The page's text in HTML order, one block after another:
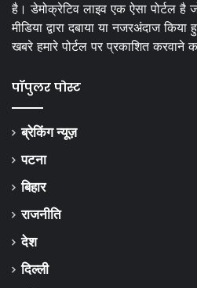
है। डेमोक्रेटिव लाइव एक ऐसा पोर्टल
मीडिया द्वारा दबाया या नजरअंदाज
खबरे हमारे पोर्टल पर प्रकाशित
पॉपुलर पोस्ट
ब्रेकिंग न्यूज़
पटना
बिहार
राजनीति
देश
दिल्ली